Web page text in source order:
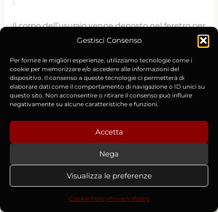
Gestisci Consenso
Per fornire le migliori esperienze, utilizziamo tecnologie come i
cookie per memorizzare e/o accedere alle informazioni del
dispositivo. Il consenso a queste tecnologie ci permetterà di
elaborare dati come il comportamento di navigazione o ID unici su
questo sito. Non acconsentire o ritirare il consenso può influire
negativamente su alcune caratteristiche e funzioni.
Accetta
Nega
Visualizza le preferenze
Cookie PolicyPrivacy Policy
Il corpo dell’usuraio venne deposto nel feretro per
iniziare la veglia funebre e si manifestarono
posizione sul lato sinistro della bara. I monaci
fuggirono terrorizzati, consci del fatto che
l’Inferno reclamava l’anima dell’usuraio per
condannarlo all’eterna dannazione. Nonostante il
senza ricevere perdono ufficiale.
Ma all’improvviso comparvero altre quattro entità,
lato destro del feretro, pronti al confronto con le
forze del male. Confronto di natura teologica